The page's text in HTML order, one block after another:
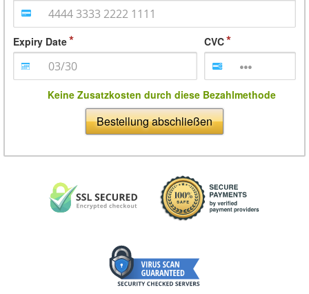
Expiry Date CVC
Keine Zusatzkosten durch diese Bezahlmethode
Bestellung abschließen